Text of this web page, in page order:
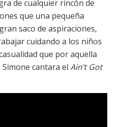
de cualquier rincón de
que una pequeña
saco de aspiraciones,
cuidando a los niños
que por aquella
cantara el Ain’t Got